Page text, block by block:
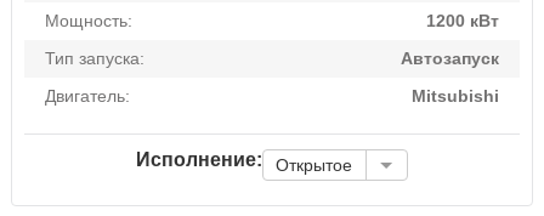
Мощность:
1200 кВт
Тип запуска:
Автозапуск
Двигатель:
Mitsubishi
Исполнение: Открытое